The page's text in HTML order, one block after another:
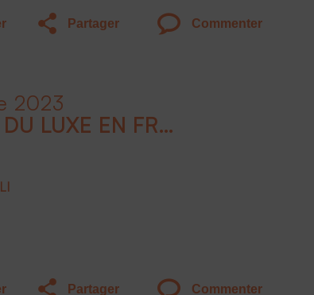
Partager Commenter
2023
INTRODUCTION : L'IMAGE DU LUXE EN FRANCE : QUELS DOMAINES SONT CONCERNÉS ?
Partager Commenter